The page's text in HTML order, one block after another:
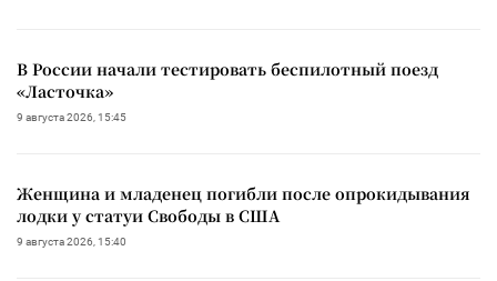
В России начали тестировать беспилотный поезд
«Ласточка»
9 августа 2026, 15:45
Женщина и младенец погибли после опрокидывания
лодки у статуи Свободы в США
9 августа 2026, 15:40